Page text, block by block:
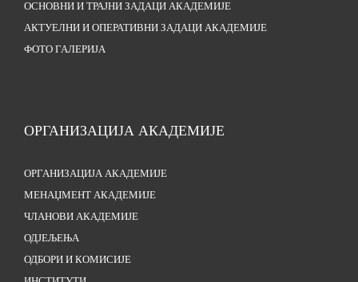
ОСНОВНИ И ТРАЈНИ ЗАДАЦИ АКАДЕМИЈЕ
АКТУЕЛНИ И ОПЕРАТИВНИ ЗАДАЦИ АКАДЕМИЈЕ
ФОТО ГАЛЕРИЈА
ОРГАНИЗАЦИЈА АКАДЕМИЈЕ
ОРГАНИЗАЦИЈА АКАДЕМИЈЕ
МЕНАЏМЕНТ АКАДЕМИЈЕ
ЧЛАНОВИ АКАДЕМИЈЕ
ОДЈЕЉЕЊА
ОДБОРИ И КОМИСИЈЕ